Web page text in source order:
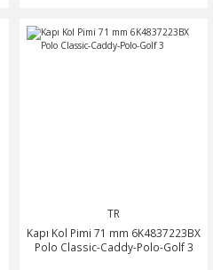
TR
Kapı Kol Pimi 71 mm 6K4837223BX
Polo Classic-Caddy-Polo-Golf 3